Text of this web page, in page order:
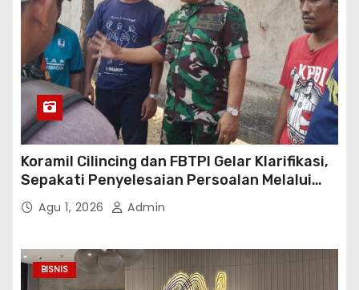
Koramil Cilincing dan FBTPI Gelar Klarifikasi,
Sepakati Penyelesaian Persoalan Melalui
DialogAgu 1, 2026 Admin
BISNIS